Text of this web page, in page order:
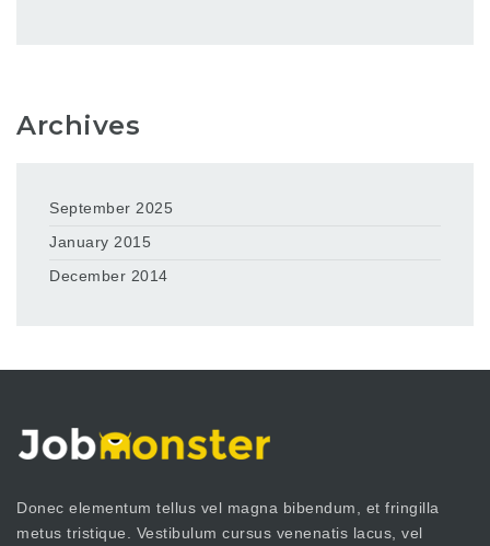
Archives
September 2025
January 2015
December 2014
Donec elementum tellus vel magna bibendum, et fringilla
metus tristique. Vestibulum cursus venenatis lacus, vel